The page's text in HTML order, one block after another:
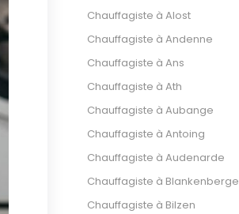
Chauffagiste à Alost
Chauffagiste à Andenne
Chauffagiste à Ans
Chauffagiste à Ath
Chauffagiste à Aubange
Chauffagiste à Antoing
Chauffagiste à Audenarde
Chauffagiste à Blankenberge
Chauffagiste à Bilzen